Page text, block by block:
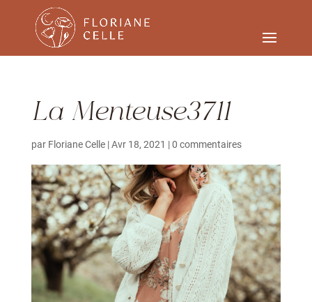
La Menteuse3711
par Floriane Celle|Avr 18, 2021 |0 commentaires